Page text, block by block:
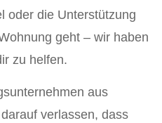
oder die Unterstützung
geht – wir haben
zu helfen.
aus
verlassen, dass